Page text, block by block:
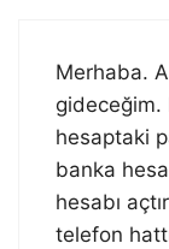
Merhaba.
gideceğim.
hesaptaki
banka
hesabı
telefon